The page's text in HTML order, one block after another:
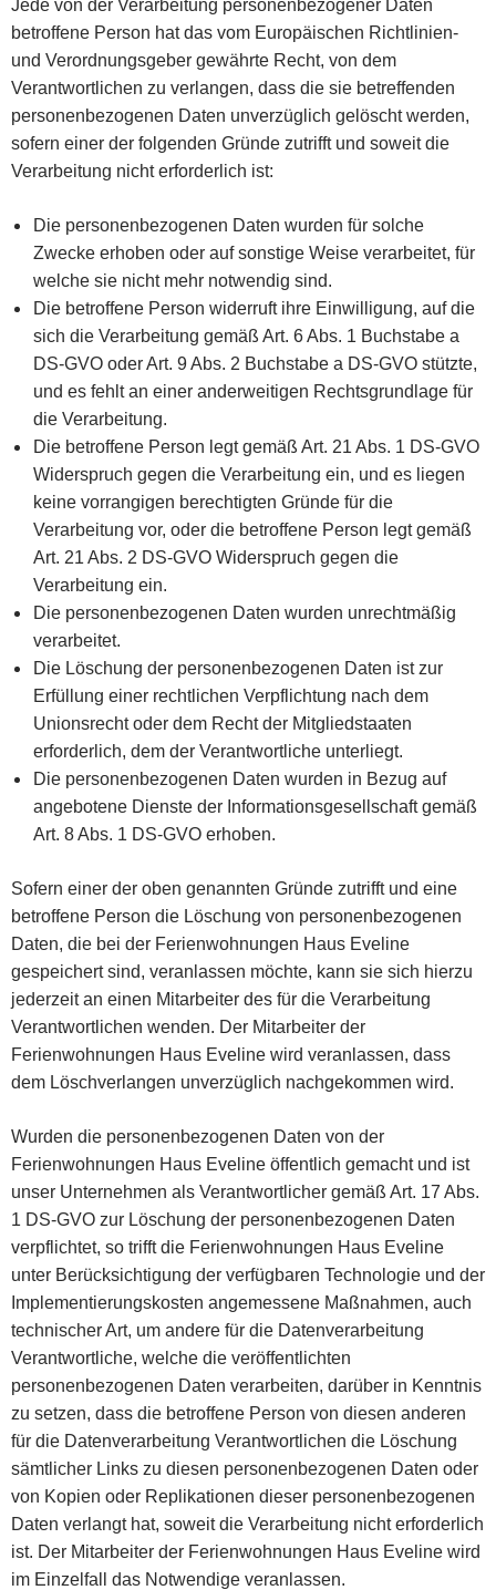
Jede von der Verarbeitung personenbezogener Daten
betroffene Person hat das vom Europäischen Richtlinien-
und Verordnungsgeber gewährte Recht, von dem
Verantwortlichen zu verlangen, dass die sie betreffenden
personenbezogenen Daten unverzüglich gelöscht werden,
sofern einer der folgenden Gründe zutrifft und soweit die
Verarbeitung nicht erforderlich ist:
Die personenbezogenen Daten wurden für solche
Zwecke erhoben oder auf sonstige Weise verarbeitet, für
welche sie nicht mehr notwendig sind.
Die betroffene Person widerruft ihre Einwilligung, auf die
sich die Verarbeitung gemäß Art. 6 Abs. 1 Buchstabe a
DS-GVO oder Art. 9 Abs. 2 Buchstabe a DS-GVO stützte,
und es fehlt an einer anderweitigen Rechtsgrundlage für
die Verarbeitung.
Die betroffene Person legt gemäß Art. 21 Abs. 1 DS-GVO
Widerspruch gegen die Verarbeitung ein, und es liegen
keine vorrangigen berechtigten Gründe für die
Verarbeitung vor, oder die betroffene Person legt gemäß
Art. 21 Abs. 2 DS-GVO Widerspruch gegen die
Verarbeitung ein.
Die personenbezogenen Daten wurden unrechtmäßig
verarbeitet.
Die Löschung der personenbezogenen Daten ist zur
Erfüllung einer rechtlichen Verpflichtung nach dem
Unionsrecht oder dem Recht der Mitgliedstaaten
erforderlich, dem der Verantwortliche unterliegt.
Die personenbezogenen Daten wurden in Bezug auf
angebotene Dienste der Informationsgesellschaft gemäß
Art. 8 Abs. 1 DS-GVO erhoben.
Sofern einer der oben genannten Gründe zutrifft und eine
betroffene Person die Löschung von personenbezogenen
Daten, die bei der Ferienwohnungen Haus Eveline
gespeichert sind, veranlassen möchte, kann sie sich hierzu
jederzeit an einen Mitarbeiter des für die Verarbeitung
Verantwortlichen wenden. Der Mitarbeiter der
Ferienwohnungen Haus Eveline wird veranlassen, dass
dem Löschverlangen unverzüglich nachgekommen wird.
Wurden die personenbezogenen Daten von der
Ferienwohnungen Haus Eveline öffentlich gemacht und ist
unser Unternehmen als Verantwortlicher gemäß Art. 17 Abs.
1 DS-GVO zur Löschung der personenbezogenen Daten
verpflichtet, so trifft die Ferienwohnungen Haus Eveline
unter Berücksichtigung der verfügbaren Technologie und der
Implementierungskosten angemessene Maßnahmen, auch
technischer Art, um andere für die Datenverarbeitung
Verantwortliche, welche die veröffentlichten
personenbezogenen Daten verarbeiten, darüber in Kenntnis
zu setzen, dass die betroffene Person von diesen anderen
für die Datenverarbeitung Verantwortlichen die Löschung
sämtlicher Links zu diesen personenbezogenen Daten oder
von Kopien oder Replikationen dieser personenbezogenen
Daten verlangt hat, soweit die Verarbeitung nicht erforderlich
ist. Der Mitarbeiter der Ferienwohnungen Haus Eveline wird
im Einzelfall das Notwendige veranlassen.